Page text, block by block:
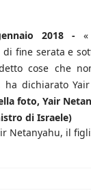
2018 - «
di fine serata e
cose che
dichiarato
foto, Yair
di Israele)
Netanyahu, il